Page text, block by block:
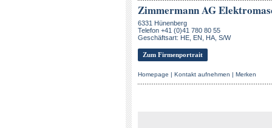
Zimmermann AG
6331 Hünenberg
Telefon +41 (0)41 780 80 55
Geschäftsart: HE, EN, HA, S/W
Zum Firmenportrait
Homepage | Kontakt aufnehmen | Merken